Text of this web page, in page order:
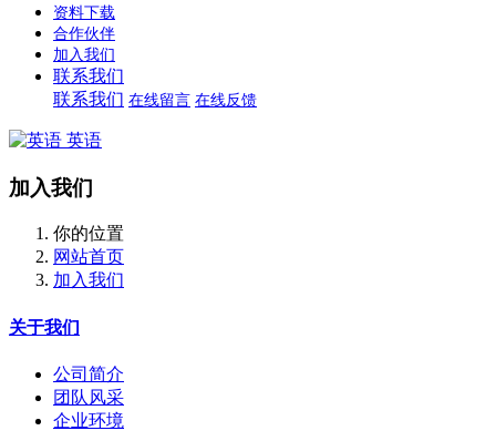
资料下载
合作伙伴
加入我们
联系我们
联系我们 在线留言 在线反馈
英语
加入我们
你的位置
网站首页
加入我们
关于我们
公司简介
团队风采
企业环境